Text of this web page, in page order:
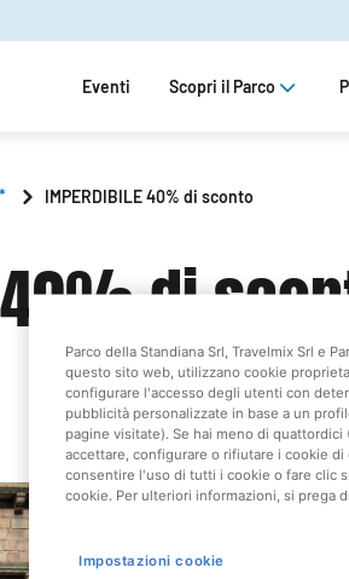
Eventi Scopri il Parco
IMPERDIBILE 40% di sconto
40% di
Tutto il
Acquista dal 2
Parco della Standiana Srl, Travelmix Srl e
questo sito web, utilizzano cookie
configurare l'accesso degli utenti con
pubblicità personalizzate in base a un
pagine visitate). Se hai meno di
accettare, configurare o rifiutare i cookie
consentire l'uso di tutti i cookie o fare clic
cookie. Per ulteriori informazioni, si prega
Impostazioni cookie